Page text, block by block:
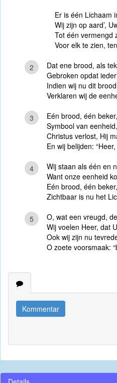
Er is één Lichaam
Wij zijn op aard’,
Tot één vermengd
Voor elk te zien,
2
Dat ene brood, als
Gebroken opdat
Indien wij nu dit
Verklaren wij de
3
Eén brood, één
Symbool van
Christus verlost, Hij
En wij belijden:
4
Wij staan als één en
Want onze eenheid
Eén brood, één
Zichtbaar is nu het
5
O, wat een vreugd,
Wij voelen Heer, dat
Ook wij zijn nu
O zoete voorsmaak:
Kommentar